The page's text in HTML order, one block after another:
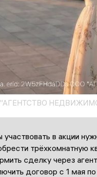
участвовать в акции
трёхкомнатную
сделку через
договор с 1 мая